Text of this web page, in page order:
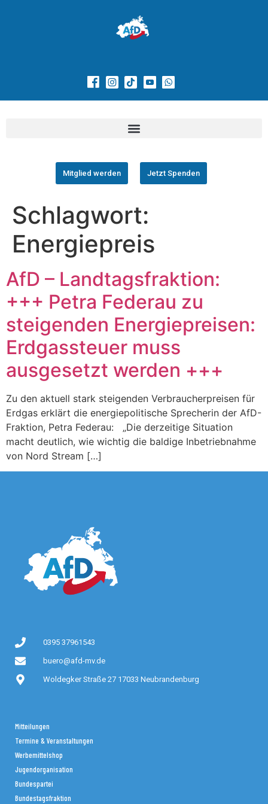
Mitglied werden Jetzt Spenden
Schlagwort:
Energiepreis
AfD – Landtagsfraktion:
+++ Petra Federau zu
steigenden Energiepreisen:
Erdgassteuer muss
ausgesetzt werden +++
Zu den aktuell stark steigenden Verbraucherpreisen für
Erdgas erklärt die energiepolitische Sprecherin der AfD-
Fraktion, Petra Federau: „Die derzeitige Situation
macht deutlich, wie wichtig die baldige Inbetriebnahme
von Nord Stream […]
0395 37961543
buero@afd-mv.de
Woldegker Straße 27 17033 Neubrandenburg
Mitteilungen
Termine & Veranstaltungen
Werbemittelshop
Jugendorganisation
Bundespartei
Bundestagsfraktion